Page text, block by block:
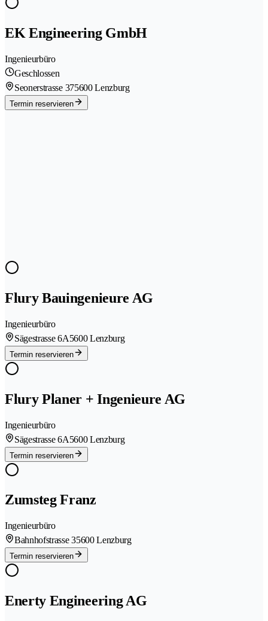
EK Engineering GmbH
Ingenieurbüro
Geschlossen
Seonerstrasse 375600 Lenzburg
Termin reservieren
Flury Bauingenieure AG
Ingenieurbüro
Sägestrasse 6A5600 Lenzburg
Termin reservieren
Flury Planer + Ingenieure AG
Ingenieurbüro
Sägestrasse 6A5600 Lenzburg
Termin reservieren
Zumsteg Franz
Ingenieurbüro
Bahnhofstrasse 35600 Lenzburg
Termin reservieren
Enerty Engineering AG